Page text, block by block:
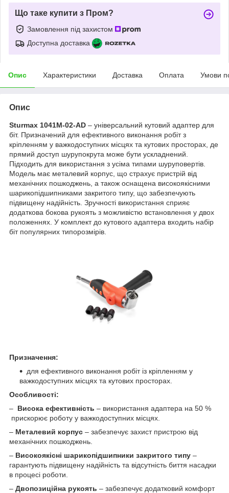
Що таке купити з Пром?
Замовлення під захистом
Доступна доставка
Опис Характеристики Доставка Оплата Умови
Опис
Sturmax 1041M-02-AD – універсальний кутовий адаптер для
біт. Призначений для ефективного виконання робіт з
кріпленням у важкодоступних місцях та кутових просторах, де
прямий доступ шурупокрута може бути ускладнений.
Підходить для використання з усіма типами шуруповертів.
Модель має металевий корпус, що страхує пристрій від
механічних пошкоджень, а також оснащена високоякісними
шарикопідшипниками закритого типу, що забезпечують
підвищену надійність. Зручності використання сприяє
додаткова бокова рукоять з можливістю встановлення у двох
положеннях. У комплект до кутового адаптера входить набір
біт популярних типорозмірів.
Призначення:
для ефективного виконання робіт із кріпленням у
важкодоступних місцях та кутових просторах.
Особливості:
– Висока ефективність – використання адаптера на 50 %
прискорює роботу у важкодоступних місцях.
– Металевий корпус – забезпечує захист пристрою від
механічних пошкоджень.
– Високоякісні шарикопідшипники закритого типу –
гарантують підвищену надійність та відсутність биття насадки
в процесі роботи.
– Двопозиційна рукоять – забезпечує додатковий комфорт